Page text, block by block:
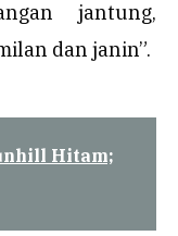
jantung,
dan janin”.
Hitam;